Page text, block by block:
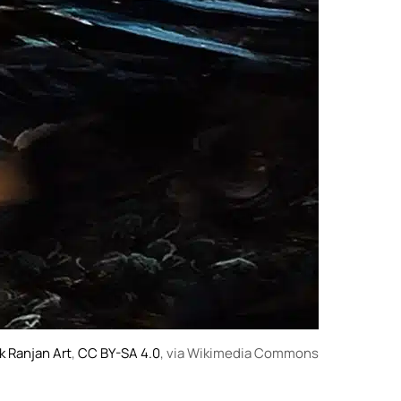
Ranjan Art,CC BY-SA 4.0, via Wikimedia Commons